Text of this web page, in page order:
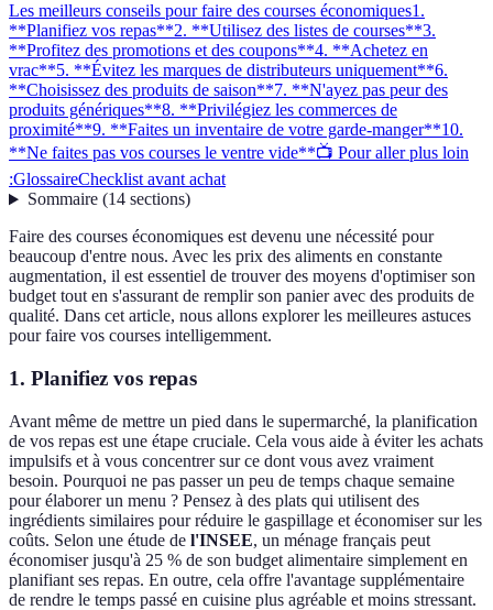
Les meilleurs conseils pour faire des courses économiques1.
**Planifiez vos repas**2. **Utilisez des listes de courses**3.
**Profitez des promotions et des coupons**4. **Achetez en
vrac**5. **Évitez les marques de distributeurs uniquement**6.
**Choisissez des produits de saison**7. **N'ayez pas peur des
produits génériques**8. **Privilégiez les commerces de
proximité**9. **Faites un inventaire de votre garde-manger**10.
**Ne faites pas vos courses le ventre vide**📺 Pour aller plus loin
:GlossaireChecklist avant achat
Sommaire(14 sections)
Faire des courses économiques est devenu une nécessité pour
beaucoup d'entre nous. Avec les prix des aliments en constante
augmentation, il est essentiel de trouver des moyens d'optimiser son
budget tout en s'assurant de remplir son panier avec des produits de
qualité. Dans cet article, nous allons explorer les meilleures astuces
pour faire vos courses intelligemment.
1. Planifiez vos repas
Avant même de mettre un pied dans le supermarché, la planification
de vos repas est une étape cruciale. Cela vous aide à éviter les achats
impulsifs et à vous concentrer sur ce dont vous avez vraiment
besoin. Pourquoi ne pas passer un peu de temps chaque semaine
pour élaborer un menu ? Pensez à des plats qui utilisent des
ingrédients similaires pour réduire le gaspillage et économiser sur les
coûts. Selon une étude de l'INSEE, un ménage français peut
économiser jusqu'à 25 % de son budget alimentaire simplement en
planifiant ses repas. En outre, cela offre l'avantage supplémentaire
de rendre le temps passé en cuisine plus agréable et moins stressant.